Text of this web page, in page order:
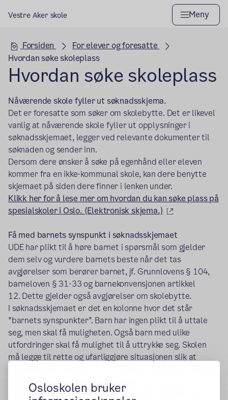
Osloskolen bruker
Vestre Aker skole Meny
Hovedseksjon
Forsiden
For elever og foresatte
Hvordan søke skoleplass
Hvordan søke skoleplass
Nåværende skole fyller ut søknadsskjema.
Det er foresatte som søker om skolebytte. Det er likevel
vanlig at nåværende skole fyller ut opplysninger i
søknadsskjemaet, legger ved relevante dokumenter til
søknaden og sender inn.
Dersom dere ønsker å søke på egenhånd eller eleven
kommer fra en ikke-kommunal skole, kan dere benytte
skjemaet på siden dere finner i lenken under.
Klikk her for å lese mer om hvordan du kan søke plass på
spesialskoler i Oslo. (Elektronisk skjema.)
(ekstern
Få med barnets synspunkt i søknadsskjemaet
UDE har plikt til å høre barnet i spørsmål som gjelder
dem selv og vurdere barnets beste når det tas
avgjørelser som berører barnet, jf. Grunnlovens § 104,
barneloven § 31-33 og barnekonvensjonen artikkel
12. Dette gjelder også avgjørelser om skolebytte.
I søknadsskjemaet er det en kolonne hvor det står
"barnets synspunkter". Barn har ingen plikt til å uttale
seg, men skal få muligheten. Også barn med ulike
utfordringer skal få mulighet til å uttrykke seg. Skolen
må legge til rette og ufarliggjøre situasjonen slik at
skal kunne uttale seg fritt om saken.
Dersom barnet ikke ønsker å uttale seg eller ikke er i